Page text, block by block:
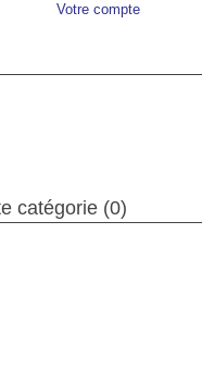
Votre compte
catégorie (0)